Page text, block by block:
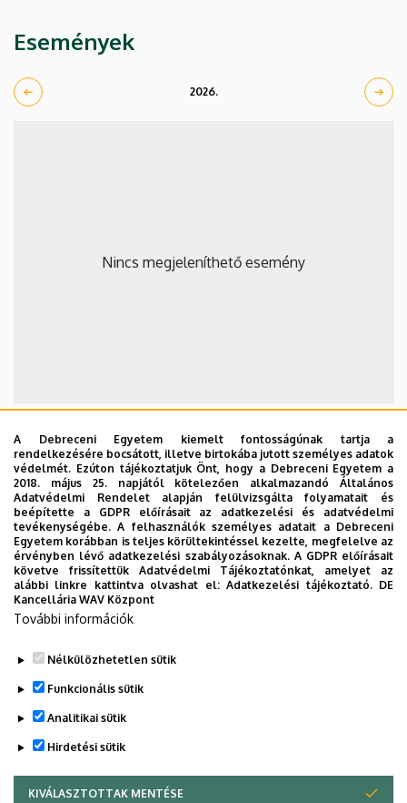
Események
2026.
Nincs megjeleníthető esemény
2026. szeptember 19.
ÁOK-diplomaosztó ünnepség
Az Általános Orvostudományi Kar szeptember 19-
én, szombaton 11 órától tartja nyári diplomaosztó
ünnepségét a Főépület Díszudvarán. A Multimédia
és E-learning Technikai Központ a youtube-on
élőben közvetíti az oklevélátadót.
ÜNNEPSÉG, DIPLOMAOSZTÓ
TOVÁBB AZ ÖSSZES ESEMÉNYRE
A Debreceni Egyetem kiemelt fontosságúnak tartja a
rendelkezésére bocsátott, illetve birtokába jutott személyes adatok
védelmét. Ezúton tájékoztatjuk Önt, hogy a Debreceni Egyetem a
2018. május 25. napjától kötelezően alkalmazandó Általános
Adatvédelmi Rendelet alapján felülvizsgálta folyamatait és
beépítette a GDPR előírásait az adatkezelési és adatvédelmi
tevékenységébe. A felhasználók személyes adatait a Debreceni
Egyetem korábban is teljes körültekintéssel kezelte, megfelelve az
érvényben lévő adatkezelési szabályozásoknak. A GDPR előírásait
követve frissítettük Adatvédelmi Tájékoztatónkat, amelyet az
alábbi linkre kattintva olvashat el:Adatkezelési tájékoztató. DE
Kancellária WAV Központ
További információk
Nélkülözhetetlen sütik
Funkcionális sütik
Analitikai sütik
Hirdetési sütik
KIVÁLASZTOTTAK MENTÉSE
WITHDRAW CONSENT